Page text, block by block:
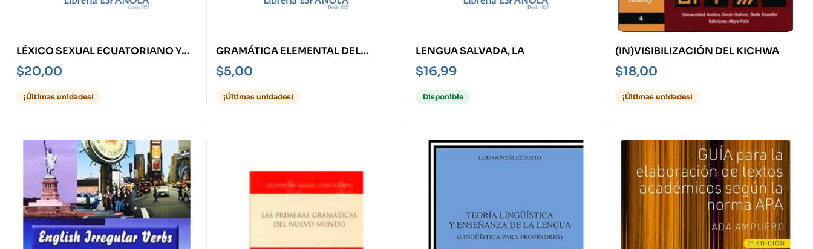
LÉXICO SEXUAL ECUATORIANO Y
LATINOAMERICANO
$20,00
¡Últimas unidades!
GRAMÁTICA ELEMENTAL DEL
ESPAÑOL
$5,00
¡Últimas unidades!
LENGUA SALVADA, LA
$16,99
Disponible
(IN)VISIBILIZACIÓN DEL KICHWA
$18,00
¡Últimas unidades!